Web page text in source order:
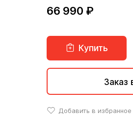
66 990 ₽
Купить
Заказ
Добавить в избранное